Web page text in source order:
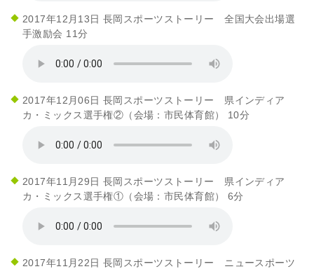
2017年12月13日 長岡スポーツストーリー 全国大会出場選
手激励会 11分
2017年12月06日 長岡スポーツストーリー 県インディア
カ・ミックス選手権②（会場：市民体育館） 10分
2017年11月29日 長岡スポーツストーリー 県インディア
カ・ミックス選手権①（会場：市民体育館） 6分
2017年11月22日 長岡スポーツストーリー ニュースポーツ